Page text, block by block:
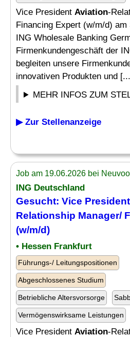
Vice President Aviation-
Financing Expert (w/m/d)
ING Wholesale Banking
Firmenkundengeschäft der
begleiten unsere
innovativen Produkten und
MEHR INFOS ZUM
▶ Zur Stellenanzeige
Job am 19.06.2026 bei
ING Deutschland
Gesucht: Vice President
Relationship Manager/
(w/m/d)
• Hessen Frankfurt
Führungs-/ Leitungspositionen
Abgeschlossenes Studium
Betriebliche Altersvorsorge
Vermögenswirksame Leistungen
Vice President Aviation-